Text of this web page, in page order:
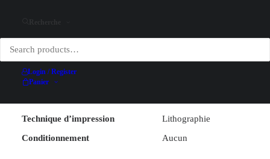
Login / Register
Panier
Largeur (hors entoilage)
67.6 cm
Hauteur (hors entoilage)
Technique d’impression
Lithographie
Conditionnement
Aucun